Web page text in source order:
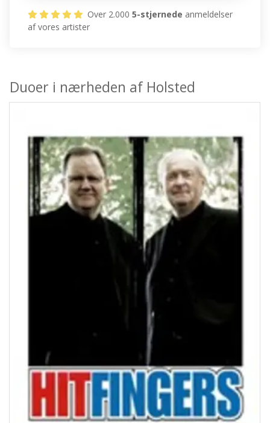
Over 2.0005-stjernede anmeldelser
af vores artister
Duoer i nærheden af Holsted